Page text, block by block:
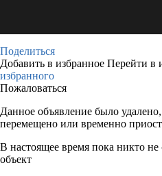
Поделиться
Добавить в избранное Перейти в
избранного
Пожаловаться
Данное объявление было удалено,
перемещено или временно
В настоящее время пока никто
объект